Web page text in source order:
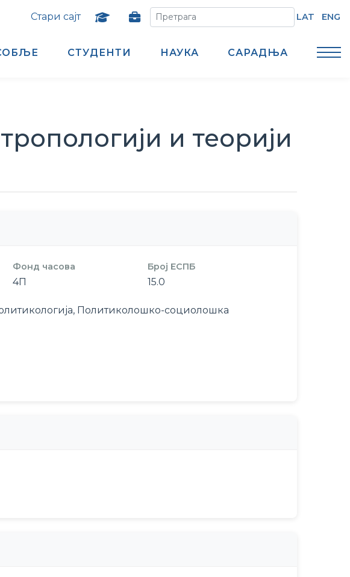
Стари сајт LAT ENG
СТУДЕНТИ НАУКА САРАДЊА
и теорији
Фонд часова
4П
Број ЕСПБ
15.0
Политиколошко-социолошка